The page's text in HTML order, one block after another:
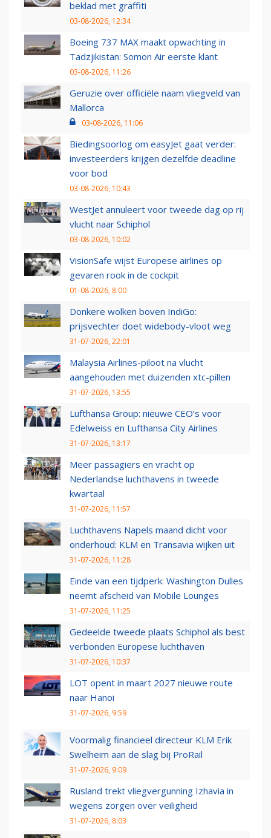
beklad met graffiti
03-08-2026, 12:34
Boeing 737 MAX maakt opwachting in
Tadzjikistan: Somon Air eerste klant
03-08-2026, 11:26
Geruzie over officiële naam vliegveld van
Mallorca
03-08-2026, 11:06
Biedingsoorlog om easyJet gaat verder:
investeerders krijgen dezelfde deadline
voor bod
03-08-2026, 10:43
WestJet annuleert voor tweede dag op rij
vlucht naar Schiphol
03-08-2026, 10:02
VisionSafe wijst Europese airlines op
gevaren rook in de cockpit
01-08-2026, 8:00
Donkere wolken boven IndiGo:
prijsvechter doet widebody-vloot weg
31-07-2026, 22:01
Malaysia Airlines-piloot na vlucht
aangehouden met duizenden xtc-pillen
31-07-2026, 13:55
Lufthansa Group: nieuwe CEO’s voor
Edelweiss en Lufthansa City Airlines
31-07-2026, 13:17
Meer passagiers en vracht op
Nederlandse luchthavens in tweede
kwartaal
31-07-2026, 11:57
Luchthavens Napels maand dicht voor
onderhoud: KLM en Transavia wijken uit
31-07-2026, 11:28
Einde van een tijdperk: Washington Dulles
neemt afscheid van Mobile Lounges
31-07-2026, 11:25
Gedeelde tweede plaats Schiphol als best
verbonden Europese luchthaven
31-07-2026, 10:37
LOT opent in maart 2027 nieuwe route
naar Hanoi
31-07-2026, 9:59
Voormalig financieel directeur KLM Erik
Swelheim aan de slag bij ProRail
31-07-2026, 9:09
Rusland trekt vliegvergunning Izhavia in
wegens zorgen over veiligheid
31-07-2026, 8:03